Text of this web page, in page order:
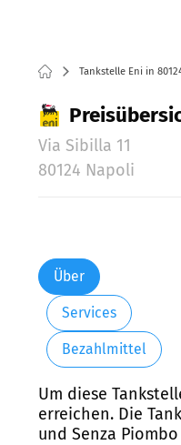
Tankstelle Eni in
Via Sibilla 11
80124 Napoli
Über
Services
Bezahlmittel
Um diese
erreichen. Die
und Senza Piombo